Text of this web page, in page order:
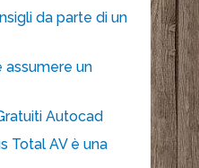
da parte di un
assumere un
Autocad
Total AV è una